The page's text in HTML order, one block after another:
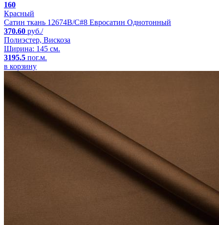
160
Красный
Сатин ткань 12674B/C#8 Евросатин Однотонный
370.60 руб./
Полиэстер, Вискоза
Ширина: 145 см.
3195.5 пог.м.
в корзину